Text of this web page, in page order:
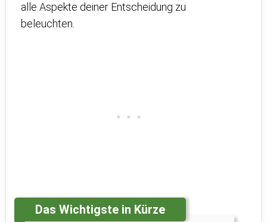
alle Aspekte deiner Entscheidung zu
beleuchten.
Das Wichtigste in Kürze